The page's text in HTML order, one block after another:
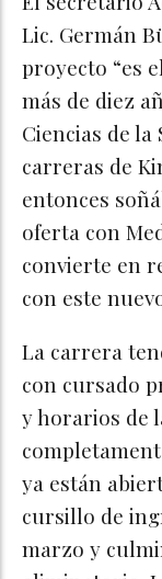
Lic. Germán
proyecto “es
más de diez
Ciencias de la
carreras de
entonces
oferta con
convierte en
con este
La carrera
con cursado
y horarios de
ya están
cursillo de
marzo y